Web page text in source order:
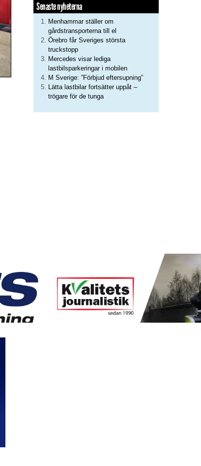
Senaste nyheterna
Menhammar ställer om
gårdstransporterna till el
Örebro får Sveriges största
truckstopp
Mercedes visar lediga
lastbilsparkeringar i mobilen
M Sverige: ”Förbjud eftersupning”
Lätta lastbilar fortsätter uppåt –
trögare för de tunga